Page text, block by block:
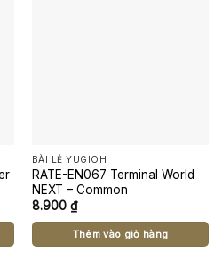
BÀI LẺ YUGIOH
RATE-EN067 Terminal World
NEXT – Common
8.900 ₫
Thêm vào giỏ hàng